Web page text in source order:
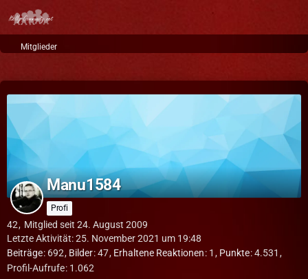
Mitglieder
Manu1584
Profi
42
Mitglied seit 24. August 2009
Letzte Aktivität:25. November 2021 um 19:48
Beiträge 692 Bilder 47 Erhaltene Reaktionen 1 Punkte 4.531
Profil-Aufrufe 1.062